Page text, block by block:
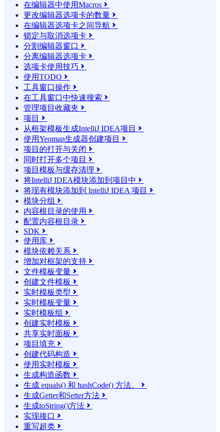
在编辑器中使用Macros 
更改编辑器选项卡的数量 
在编辑器选项卡之间导航 
锁定与取消选项卡 
分割编辑器窗口 
分离编辑器选项卡 
选项卡使用技巧 
使用TODO 
工具窗口操作 
在工具窗口中快速搜索 
管理项目收藏夹 
项目 
从框架模板生成IntelliJ IDEA项目 
使用Yeoman生成器创建项目 
项目的打开与关闭 
同时打开多个项目 
项目模板与缓存清理 
将IntelliJ IDEA模块添加到项目中 
将现有模块添加到 IntelliJ IDEA 项目 
模块分组 
内容根目录的使用 
配置内容根目录 
SDK 
使用库 
模块依赖关系 
增加对框架的支持 
文件模板变量 
创建文件模板 
实时模板类型 
实时模板变量 
实时模板组 
创建实时模板 
共享实时面板 
项目填充 
创建代码构造 
使用实时模板 
生成构造函数 
生成 equals() 和 hashCode() 方法。 
生成Getter和Setter方法 
生成toString()方法 
实现接口 
重写超类 